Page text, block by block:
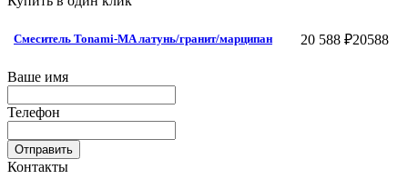
Смеситель Tonami-MA латунь/гранит/марципан 20 588 ₽20588
Ваше имя
Телефон
Отправить
Контакты